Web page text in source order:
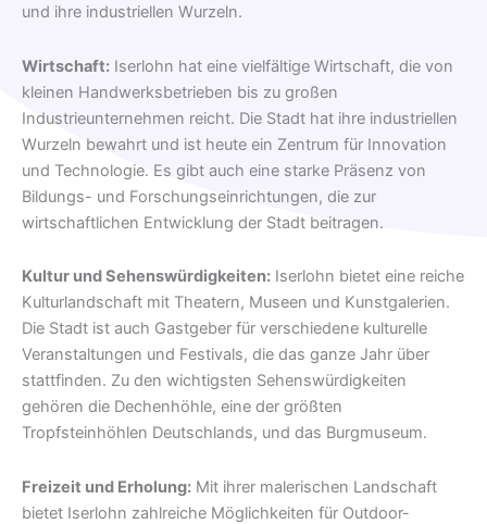
und ihre industriellen Wurzeln.
Wirtschaft: Iserlohn hat eine vielfältige Wirtschaft, die von
kleinen Handwerksbetrieben bis zu großen
Industrieunternehmen reicht. Die Stadt hat ihre industriellen
Wurzeln bewahrt und ist heute ein Zentrum für Innovation
und Technologie. Es gibt auch eine starke Präsenz von
Bildungs- und Forschungseinrichtungen, die zur
wirtschaftlichen Entwicklung der Stadt beitragen.
Kultur und Sehenswürdigkeiten: Iserlohn bietet eine reiche
Kulturlandschaft mit Theatern, Museen und Kunstgalerien.
Die Stadt ist auch Gastgeber für verschiedene kulturelle
Veranstaltungen und Festivals, die das ganze Jahr über
stattfinden. Zu den wichtigsten Sehenswürdigkeiten
gehören die Dechenhöhle, eine der größten
Tropfsteinhöhlen Deutschlands, und das Burgmuseum.
Freizeit und Erholung: Mit ihrer malerischen Landschaft
bietet Iserlohn zahlreiche Möglichkeiten für Outdoor-